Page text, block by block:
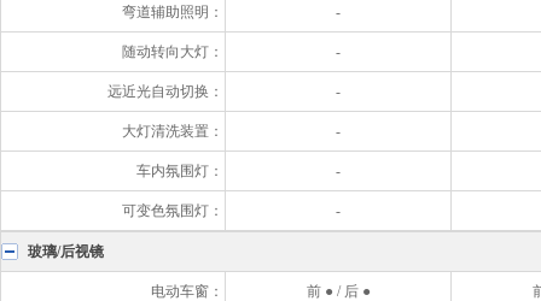
弯道辅助照明： -
随动转向大灯： -
远近光自动切换： -
大灯清洗装置： -
车内氛围灯： -
可变色氛围灯： -
玻璃/后视镜
电动车窗： 前 ● / 后 ●